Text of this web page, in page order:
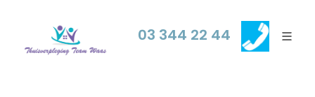
03 344 22 44